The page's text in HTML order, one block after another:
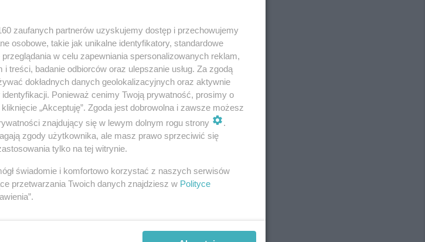
REKLAMA
zaufanych partnerów uzyskujemy dostęp i przechowujemy
osobowe, takie jak unikalne identyfikatory, standardowe
w celu zapewniania spersonalizowanych reklam,
treści, badanie odbiorców oraz ulepszanie usług. Za zgodą
dokładnych danych geolokalizacyjnych oraz aktywnie
Ponieważ cenimy Twoją prywatność, prosimy o
„Akceptuję”. Zgoda jest dobrowolna i zawsze możesz
znajdujący się w lewym dolnym rogu strony
.
zgody użytkownika, ale masz prawo sprzeciwić się
tylko na tej witrynie.
świadomie i komfortowo korzystać z naszych serwisów
przetwarzania Twoich danych znajdziesz w Polityce